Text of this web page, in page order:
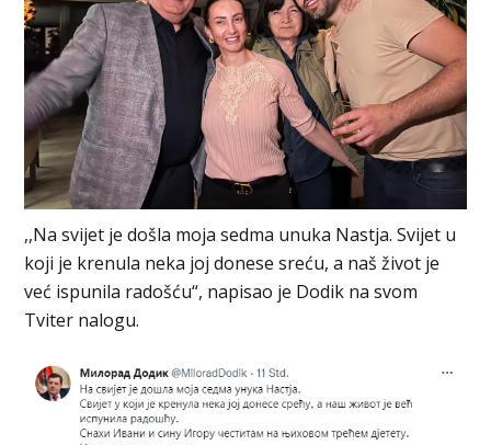
,,Na svijet je došla moja sedma unuka Nastja. Svijet u
koji je krenula neka joj donese sreću, a naš život je
već ispunila radošću“, napisao je Dodik na svom
Tviter nalogu.